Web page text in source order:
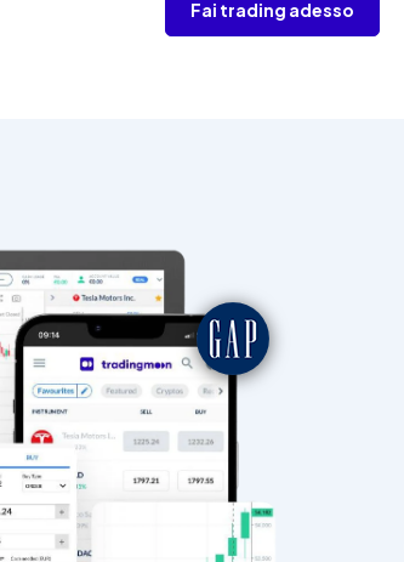
Fai trading adesso